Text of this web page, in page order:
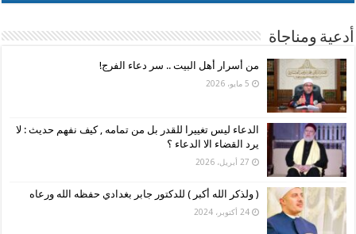
أدعية ومناجاة
من أسرار أهل البيت .. سر دعاء الفرج!
5 مايو، 2026
الدعاء ليس تغييرا للقدر بل من تمامه , كيف نفهم حديث : لا
يرد القضاء الا الدعاء ؟
27 أبريل، 2026
( ولذكر الله أكبر ) للدكتور جابر بغدادي حفظه الله ورعاه
24 أكتوبر، 2024